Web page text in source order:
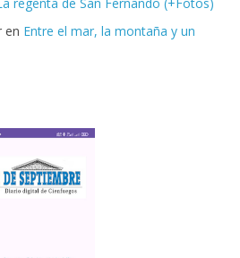
en Entre el mar, la montaña y un